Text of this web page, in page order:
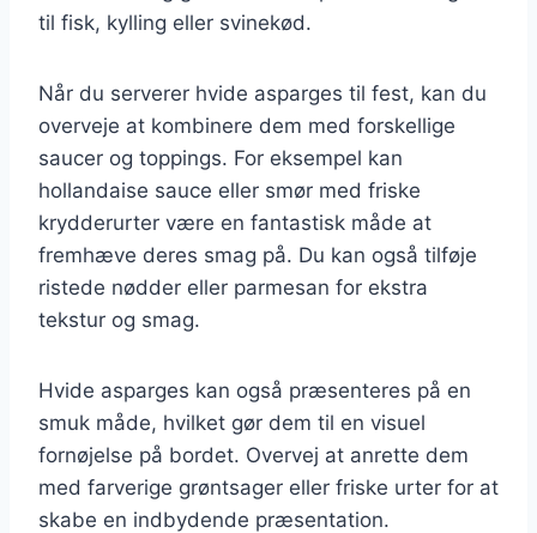
til fisk, kylling eller svinekød.
Når du serverer hvide asparges til fest, kan du
overveje at kombinere dem med forskellige
saucer og toppings. For eksempel kan
hollandaise sauce eller smør med friske
krydderurter være en fantastisk måde at
fremhæve deres smag på. Du kan også tilføje
ristede nødder eller parmesan for ekstra
tekstur og smag.
Hvide asparges kan også præsenteres på en
smuk måde, hvilket gør dem til en visuel
fornøjelse på bordet. Overvej at anrette dem
med farverige grøntsager eller friske urter for at
skabe en indbydende præsentation.